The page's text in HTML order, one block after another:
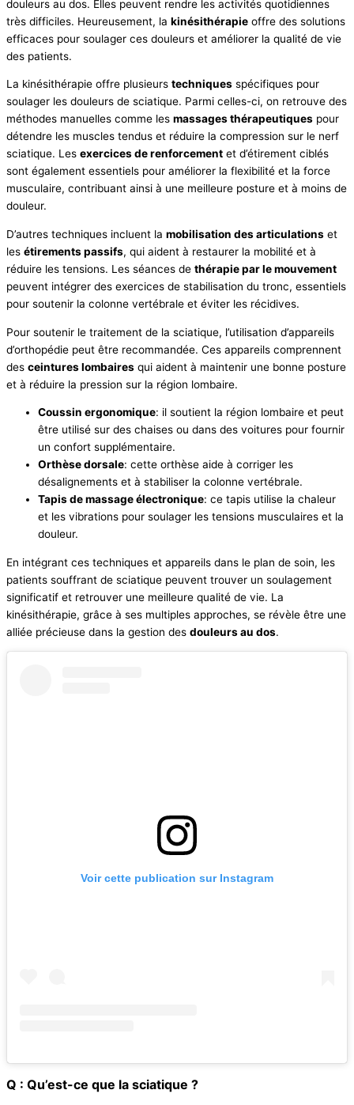
douleurs au dos. Elles peuvent rendre les activités quotidiennes
très difficiles. Heureusement, la kinésithérapie offre des solutions
efficaces pour soulager ces douleurs et améliorer la qualité de vie
des patients.
La kinésithérapie offre plusieurs techniques spécifiques pour
soulager les douleurs de sciatique. Parmi celles-ci, on retrouve des
méthodes manuelles comme les massages thérapeutiques pour
détendre les muscles tendus et réduire la compression sur le nerf
sciatique. Les exercices de renforcement et d’étirement ciblés
sont également essentiels pour améliorer la flexibilité et la force
musculaire, contribuant ainsi à une meilleure posture et à moins de
douleur.
D’autres techniques incluent la mobilisation des articulations et
les étirements passifs, qui aident à restaurer la mobilité et à
réduire les tensions. Les séances de thérapie par le mouvement
peuvent intégrer des exercices de stabilisation du tronc, essentiels
pour soutenir la colonne vertébrale et éviter les récidives.
Pour soutenir le traitement de la sciatique, l’utilisation d’appareils
d’orthopédie peut être recommandée. Ces appareils comprennent
des ceintures lombaires qui aident à maintenir une bonne posture
et à réduire la pression sur la région lombaire.
Coussin ergonomique: il soutient la région lombaire et peut
être utilisé sur des chaises ou dans des voitures pour fournir
un confort supplémentaire.
Orthèse dorsale: cette orthèse aide à corriger les
désalignements et à stabiliser la colonne vertébrale.
Tapis de massage électronique: ce tapis utilise la chaleur
et les vibrations pour soulager les tensions musculaires et la
douleur.
En intégrant ces techniques et appareils dans le plan de soin, les
patients souffrant de sciatique peuvent trouver un soulagement
significatif et retrouver une meilleure qualité de vie. La
kinésithérapie, grâce à ses multiples approches, se révèle être une
alliée précieuse dans la gestion des douleurs au dos.
Voir cette publication sur Instagram
Q : Qu’est-ce que la sciatique ?